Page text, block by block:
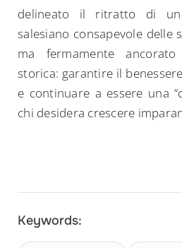
delineato il ritratto di un
salesiano consapevole delle
ma fermamente
storica: garantire il
e continuare a essere una
chi desidera crescere
Keywords: